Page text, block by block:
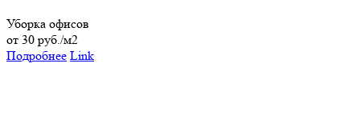
Уборка офисов
от 30 руб./м2
Подробнее Link